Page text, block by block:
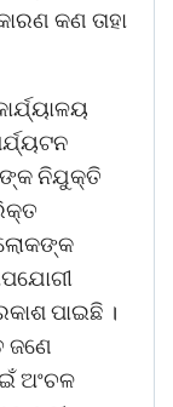
କଣ ତାହା
ନିଯୁକ୍ତି
ପାଇଛି ।
ଜଣେ
ଅଂଚଳ